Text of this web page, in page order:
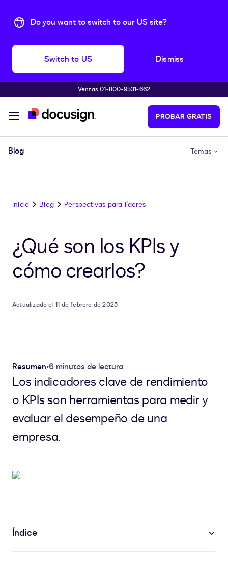
Do you want to switch to our US site?
Switch to US Dismiss
Accede al contenido principalVentas 01-800-9531-662
PROBAR GRATIS
Blog Temas
Inicio Blog Perspectivas para líderes
¿Qué son los KPIs y
cómo crearlos?
Actualizado el 11 de febrero de 2025
Resumen•6 minutos de lectura
Los indicadores clave de rendimiento
o KPIs son herramientas para medir y
evaluar el desempeño de una
empresa.
Índice